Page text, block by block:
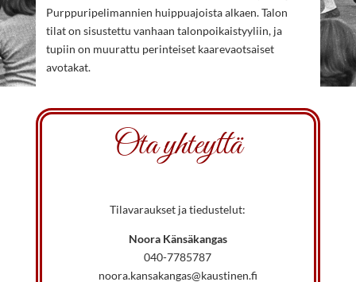
Purppuripelimannien huippuajoista alkaen. Talon
tilat on sisustettu vanhaan talonpoikaistyyliin, ja
tupiin on muurattu perinteiset kaarevaotsaiset
avotakat.
Ota yhteyttä
Tilavaraukset ja tiedustelut:
Noora Känsäkangas
040-7785787
noora.kansakangas@kaustinen.fi